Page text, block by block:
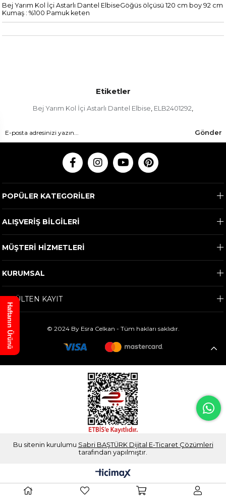
Bej Yarım Kol İçi Astarlı Dantel ElbiseGöğüs ölçüsü 120 cm boy 92 cm
Kumaş : %100 Pamuk keten
Etiketler
Bej Yarım Kol İçi Astarlı Dantel Elbise, ELB2401292,
Gönder
POPÜLER KATEGORİLER
ALIŞVERİŞ BİLGİLERİ
MÜŞTERİ HİZMETLERİ
KURUMSAL
E-BÜLTEN KAYIT
© 2024 By Esra Celkan - Tüm hakları saklıdır.
Bu sitenin kurulumu Sabri BAŞTÜRK Dijital E-Ticaret Çözümleri
tarafından yapılmıştır.
Haftanın Ürünü